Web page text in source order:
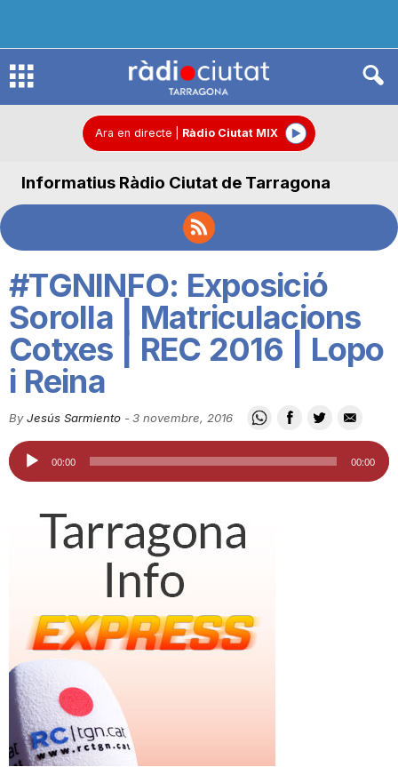
R
d
C
i
t
d
e
Ara en directe Ràdio Ciutat MIX
Informatius Ràdio Ciutat de Tarragona
#TGNINFO: Exposició
Sorolla | Matriculacions
Cotxes | REC 2016 | Lopo
i Reina
By Jesús Sarmiento -3 novembre, 2016
Reproductor
d'àudio
00:00 00:00